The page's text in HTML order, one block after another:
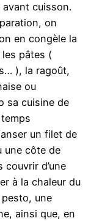
avant cuisson.
on
en congèle la
pâtes (
), la ragoût,
ou
sa cuisine de
un filet de
une côte de
d’une
à la chaleur du
pesto, une
ainsi que, en